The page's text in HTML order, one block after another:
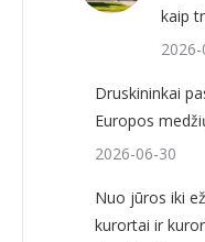
kaip
Druskininkai
Europos
2026-06-30
Nuo jūros iki
kurortai ir